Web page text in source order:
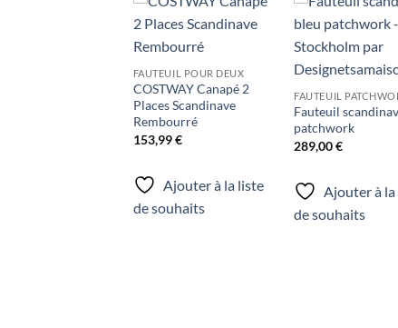
souhaits
FAUTEUIL POUR DEUX
COSTWAY Canapé 2
Places Scandinave
Rembourré
153,99€
Ajouter à la liste
de souhaits
FAUTEUIL
Fauteuil
patchwork
289,00€
Ajouter à
de souhaits